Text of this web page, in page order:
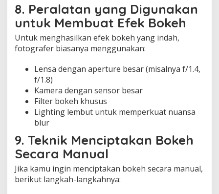
8. Peralatan yang Digunakan
untuk Membuat Efek Bokeh
Untuk menghasilkan efek bokeh yang indah,
fotografer biasanya menggunakan:
Lensa dengan aperture besar (misalnya f/1.4,
f/1.8)
Kamera dengan sensor besar
Filter bokeh khusus
Lighting lembut untuk memperkuat nuansa
blur
9. Teknik Menciptakan Bokeh
Secara Manual
Jika kamu ingin menciptakan bokeh secara manual,
berikut langkah-langkahnya: